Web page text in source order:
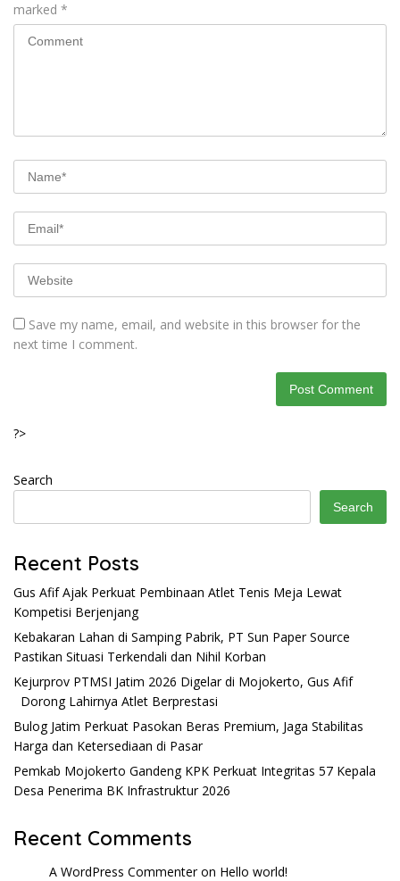
marked *
Save my name, email, and website in this browser for the
next time I comment.
?>
Search
Search
Recent Posts
Gus Afif Ajak Perkuat Pembinaan Atlet Tenis Meja Lewat
Kompetisi Berjenjang
Kebakaran Lahan di Samping Pabrik, PT Sun Paper Source
Pastikan Situasi Terkendali dan Nihil Korban
Kejurprov PTMSI Jatim 2026 Digelar di Mojokerto, Gus Afif
Dorong Lahirnya Atlet Berprestasi
Bulog Jatim Perkuat Pasokan Beras Premium, Jaga Stabilitas
Harga dan Ketersediaan di Pasar
Pemkab Mojokerto Gandeng KPK Perkuat Integritas 57 Kepala
Desa Penerima BK Infrastruktur 2026
Recent Comments
A WordPress Commenteron Hello world!